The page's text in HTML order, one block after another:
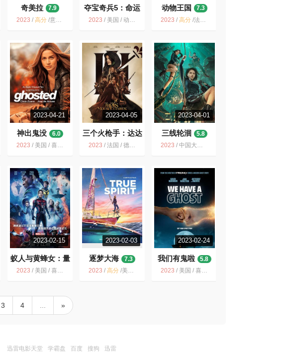
奇美拉
7.9
2023 / 高分/意大利 / 法国 / 瑞士 / 喜剧 爱情 奇幻 冒险
夺宝奇兵5：命运
转盘
7.0
2023 / 美国 / 动作 冒险
动物王国
7.3
2023 /高分 /法国 / 科幻 冒险
2023-04-21
神出鬼没
6.0
2023 / 美国 / 喜剧 动作 爱情 冒险
2023-04-05
三个火枪手：达达
尼昂
6.5
2023 /法国 / 德国 / 西班牙 / 比利时 / 动作 历史 冒险
2023-04-01
三线轮洄
5.8
2023 /中国大陆 / 剧情 爱情 悬疑 冒险
2023-02-15
蚁人与黄蜂女：量
子狂潮
5.8
2023 / 美国 / 喜剧 动作 科幻 冒险
2023-02-03
逐梦大海
7.3
2023 /高分 /美国 / 澳大利亚 / 剧情 传记 冒险
2023-02-24
我们有鬼啦
5.8
2023 / 美国 / 喜剧 悬疑 恐怖 冒险
3 4 »
迅雷电影天堂 学霸盘 百度 搜狗 迅雷